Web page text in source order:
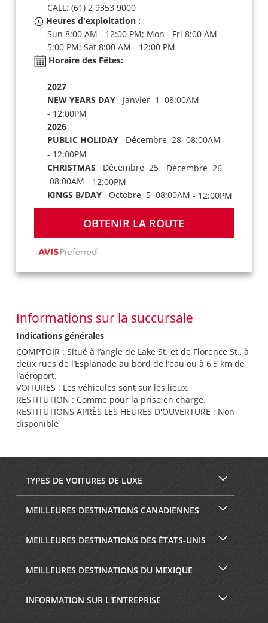
CALL: (61) 2 9353 9000
Heures d'exploitation :
Sun 8:00 AM - 12:00 PM; Mon - Fri 8:00 AM -
5:00 PM; Sat 8:00 AM - 12:00 PM
Horaire des Fêtes:
2027
NEW YEARS DAYJanvier 1 08:00AM
- 12:00PM
2026
PUBLIC HOLIDAYDécembre 28 08:00AM
- 12:00PM
CHRISTMAS Décembre 25 - Décembre 26
08:00AM - 12:00PM
KINGS B/DAYOctobre 5 08:00AM - 12:00PM
OBTENIR LA ROUTE
Informations sur la succursale
Indications générales
COMPTOIR : Situé à l’angle de Lake St. et de Florence St., à
deux rues de l’Esplanade au bord de l’eau ou à 6,5 km de
l’aéroport.
VOITURES : Les véhicules sont sur les lieux.
RESTITUTION : Comme pour la prise en charge.
RESTITUTIONS APRÈS LES HEURES D'OUVERTURE : Non
disponible
TYPES DE VOITURES DE LUXE
MEILLEURES DESTINATIONS CANADIENNES
MEILLEURES DESTINATIONS DES ÉTATS-UNIS
MEILLEURES DESTINATIONS DU MEXIQUE
INFORMATION SUR L'ENTREPRISE